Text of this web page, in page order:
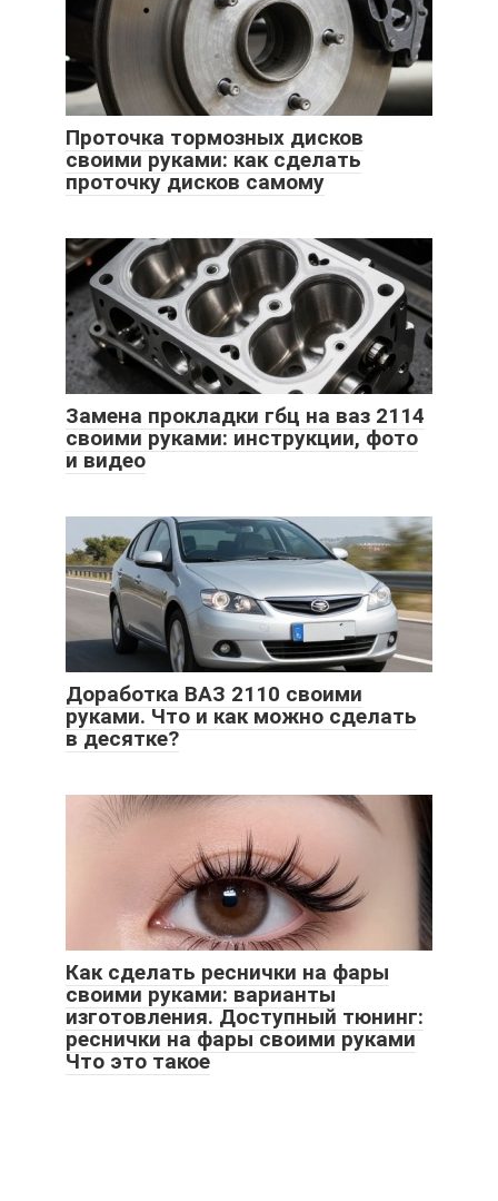
Проточка тормозных дисков
своими руками: как сделать
проточку дисков самому
Замена прокладки гбц на ваз 2114
своими руками: инструкции, фото
и видео
Доработка ВАЗ 2110 своими
руками. Что и как можно сделать
в десятке?
Как сделать реснички на фары
своими руками: варианты
изготовления. Доступный тюнинг:
реснички на фары своими руками
Что это такое